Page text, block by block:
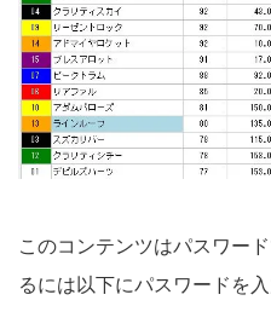
このコンテンツはパスワー
るには以下にパスワードを入